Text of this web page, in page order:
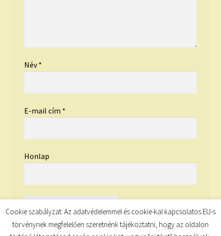
Név*
E-mail cím *
Honlap
Cookie szabályzat: Az adatvédelemmel és cookie-kal kapcsolatos EU-s
törvénynek megfelelően szeretnénk tájékoztatni, hogy az oldalon